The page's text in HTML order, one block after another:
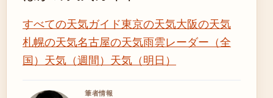
すべての天気ガイド東京の天気大阪の天気
札幌の天気名古屋の天気雨雲レーダー（全
国） 天気（週間） 天気（明日）
筆者情報